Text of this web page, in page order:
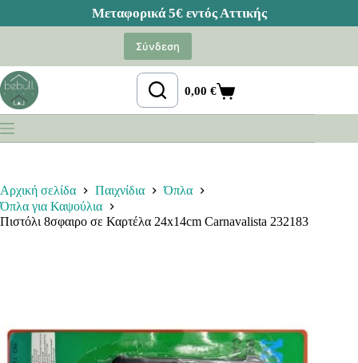
Σύνδεση
Καλάθι
Αγορών
0,00€
Αρχική σελίδα Παιχνίδια
Όπλα
Όπλα για Καψούλια
Πιστόλι 8σφαιρο σε Καρτέλα 24x14cm Carnavalista 232183